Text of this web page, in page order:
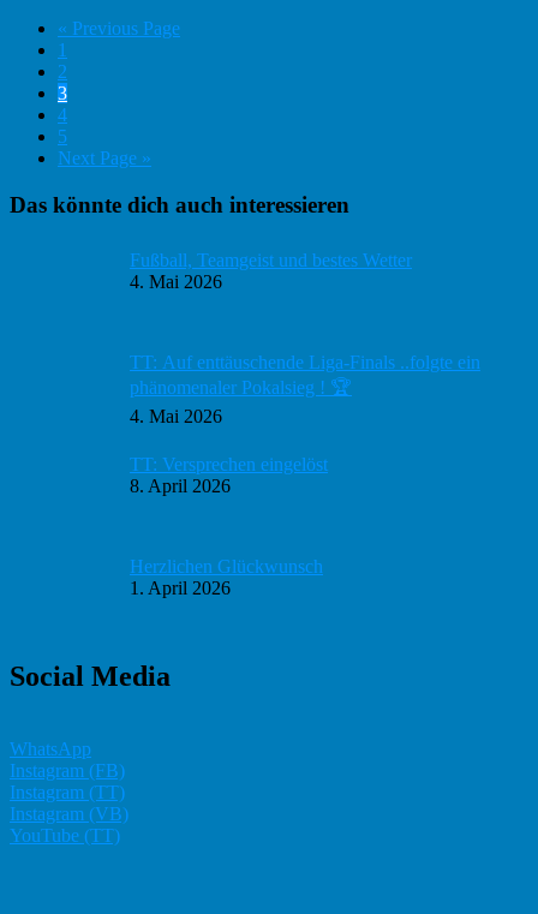
« Go
Previous Page
Seite
1
Seite
2
Seite
3
Seite
4
Seite
5
Go
Next Page »
Haupt-
Das könnte dich auch interessieren
Fußball, Teamgeist und bestes Wetter
4. Mai 2026
TT: Auf enttäuschende Liga-Finals ..folgte ein
phänomenaler Pokalsieg ! 🏆
4. Mai 2026
TT: Versprechen eingelöst
8. April 2026
Herzlichen Glückwunsch
1. April 2026
Social Media
WhatsApp
Instagram (FB)
Instagram (TT)
Instagram (VB)
YouTube (TT)